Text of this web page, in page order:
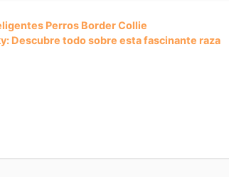
Perros Border Collie
Descubre todo sobre esta fascinante raza